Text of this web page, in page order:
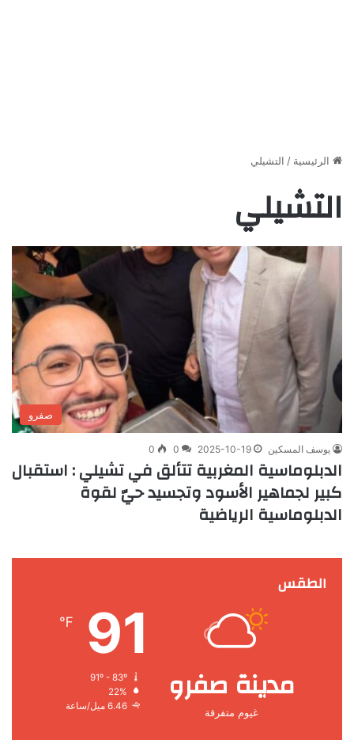
الرئيسية / التشيلي
التشيلي
صفرو
يوسف المسكين 2025-10-19
0
0
الدبلوماسية المغربية تتألق في تشيلي : استقبال
كبير لجماهير الأسود وتجسيد حيّ لقوة
الدبلوماسية الرياضية
الطقس
مدينة صفرو
غيوم متفرقة
91
℉
22%
6.46 ميل/ساعة